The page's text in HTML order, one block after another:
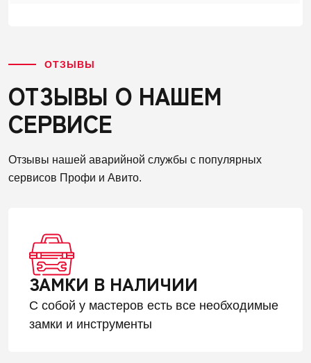
ОТЗЫВЫ
ОТЗЫВЫ О НАШЕМ
СЕРВИСЕ
Отзывы нашей аварийной службы с популярных
сервисов Профи и Авито.
ЗАМКИ В НАЛИЧИИ
С собой у мастеров есть все необходимые
замки и инструменты